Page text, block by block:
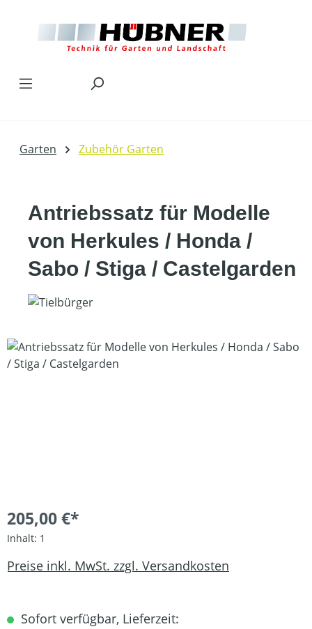
Garten Zubehör Garten
Antriebssatz für Modelle
von Herkules / Honda /
Sabo / Stiga / Castelgarden
Bildergalerie überspringen
205,00 €*
Inhalt: 1
Preise inkl. MwSt. zzgl. Versandkosten
Sofort verfügbar, Lieferzeit: